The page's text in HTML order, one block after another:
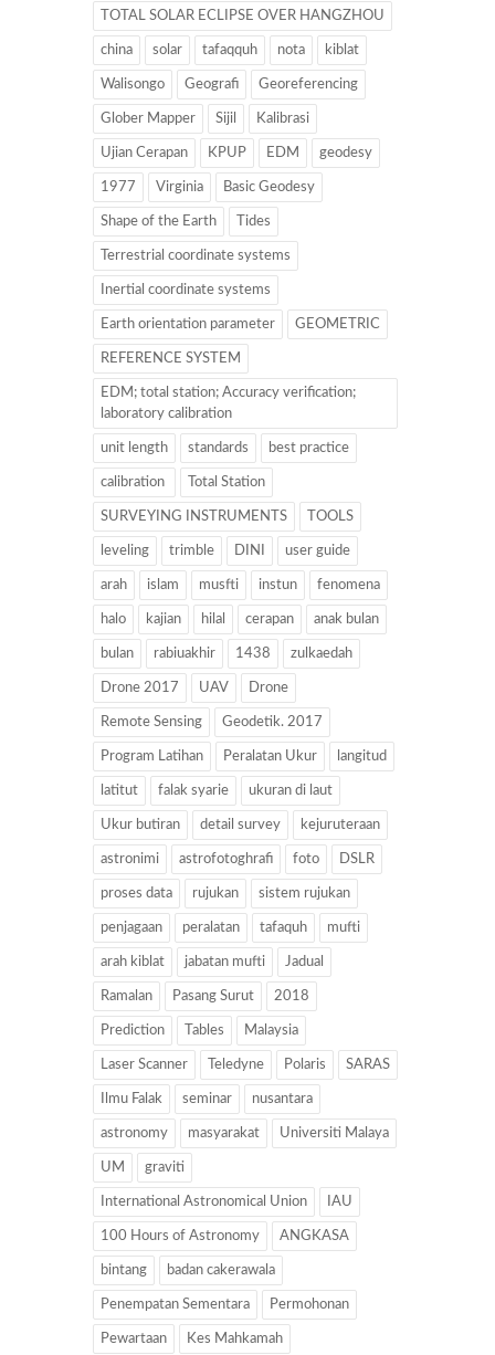
TOTAL SOLAR ECLIPSE OVER HANGZHOU
china solar tafaqquh nota kiblat
Walisongo Geografi Georeferencing
Glober Mapper Sijil Kalibrasi
Ujian Cerapan KPUP EDM geodesy
1977 Virginia Basic Geodesy
Shape of the Earth Tides
Terrestrial coordinate systems
Inertial coordinate systems
Earth orientation parameter GEOMETRIC
REFERENCE SYSTEM
EDM; total station; Accuracy verification;
laboratory calibration
unit length standards best practice
calibration Total Station
SURVEYING INSTRUMENTS TOOLS
leveling trimble DINI user guide
arah islam musfti instun fenomena
halo kajian hilal cerapan anak bulan
bulan rabiuakhir 1438 zulkaedah
Drone 2017 UAV Drone
Remote Sensing Geodetik. 2017
Program Latihan Peralatan Ukur langitud
latitut falak syarie ukuran di laut
Ukur butiran detail survey kejuruteraan
astronimi astrofotoghrafi foto DSLR
proses data rujukan sistem rujukan
penjagaan peralatan tafaquh mufti
arah kiblat jabatan mufti Jadual
Ramalan Pasang Surut 2018
Prediction Tables Malaysia
Laser Scanner Teledyne Polaris SARAS
Ilmu Falak seminar nusantara
astronomy masyarakat Universiti Malaya
UM graviti
International Astronomical Union IAU
100 Hours of Astronomy ANGKASA
bintang badan cakerawala
Penempatan Sementara Permohonan
Pewartaan Kes Mahkamah